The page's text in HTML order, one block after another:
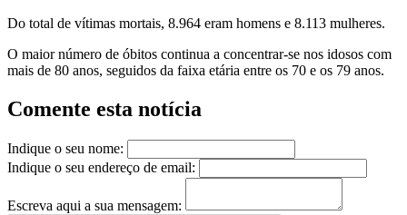
Do total de vítimas mortais, 8.964 eram homens e 8.113 mulheres.
O maior número de óbitos continua a concentrar-se nos idosos com
mais de 80 anos, seguidos da faixa etária entre os 70 e os 79 anos.
Comente esta notícia
Indique o seu nome:
Indique o seu endereço de email:
Escreva aqui a sua mensagem: